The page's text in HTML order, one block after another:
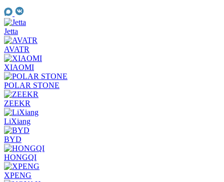
Jetta
AVATR
XIAOMI
POLAR STONE
ZEEKR
LiXiang
BYD
HONGQI
XPENG